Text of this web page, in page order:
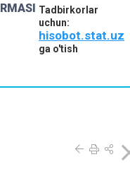
Tadbirkorlar
uchun:
hisobot.stat.uz
ga o'tish